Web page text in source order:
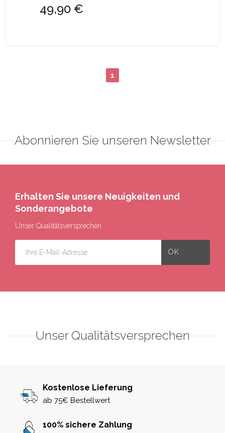
49,90 €
1
Abonnieren Sie unseren Newsletter
Erhalten Sie unsere Neuigkeiten und
Sonderangebote
Unser Qualitätsversprechen
Unser Qualitätsversprechen
Kostenlose Lieferung
ab 75€ Bestellwert
100% sichere Zahlung